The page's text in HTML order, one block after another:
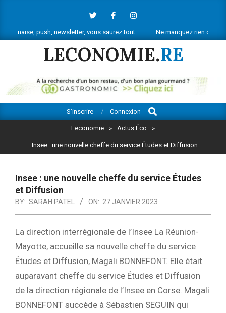
content
push, newsletter, vous saurez tout. Ne manquez rien de l’actu
LECONOMIE.RE
Navigation
S’inscrire Connexion
Search
Leconomie > Actus Éco >
Insee : une nouvelle cheffe du service Études et Diffusion
Insee : une nouvelle cheffe du service Études
et Diffusion
BY: SARAH PATEL ON: 27 JANVIER 2023
La direction interrégionale de l’Insee La Réunion-
Mayotte, accueille sa nouvelle cheffe du service
Études et Diffusion, Magali BONNEFONT. Elle était
auparavant cheffe du service Études et Diffusion
de la direction régionale de l’Insee en Corse. Magali
BONNEFONT succède à Sébastien SEGUIN qui